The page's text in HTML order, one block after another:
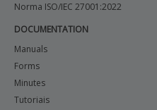
Norma ISO/IEC 27001:2022
DOCUMENTATION
Manuals
Forms
Minutes
Tutoriais